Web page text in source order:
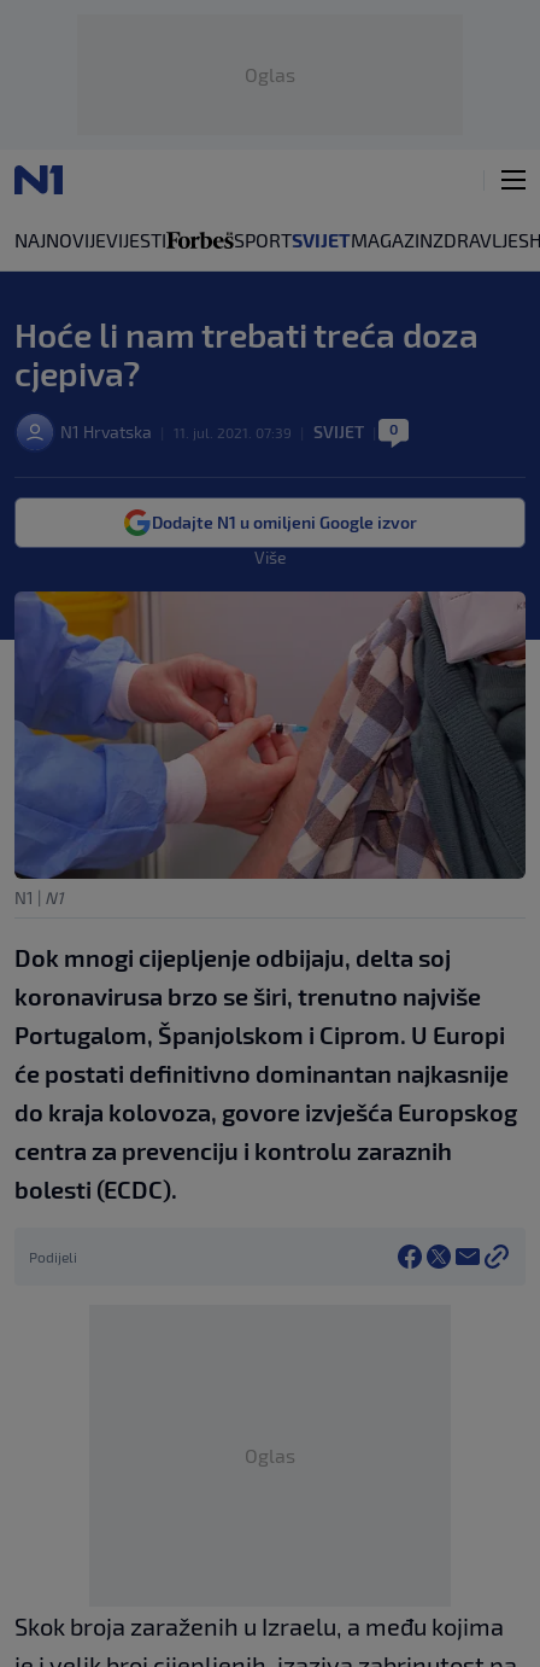
Oglas
NAJNOVIJEVIJESTI SPORTSVIJETMAGAZINZDRAVLJE
Hoće li nam trebati treća doza
cjepiva?
N1 Hrvatska 11. jul. 2021. 07:39 SVIJET 0
Dodajte N1 u omiljeni Google izvor
Više
N1 | N1
Dok mnogi cijepljenje odbijaju, delta soj
koronavirusa brzo se širi, trenutno najviše
Portugalom, Španjolskom i Ciprom. U Europi
će postati definitivno dominantan najkasnije
do kraja kolovoza, govore izvješća Europskog
centra za prevenciju i kontrolu zaraznih
bolesti (ECDC).
Podijeli
Oglas
Skok broja zaraženih u Izraelu, a među kojima